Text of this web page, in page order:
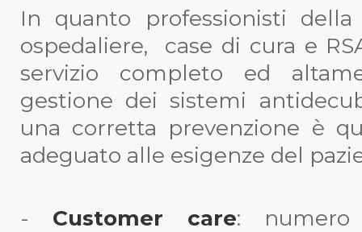
In quanto professionisti
ospedaliere, case di cura e
servizio completo ed
gestione dei sistemi
una corretta prevenzione è
adeguato alle esigenze del
- Customer care: numero